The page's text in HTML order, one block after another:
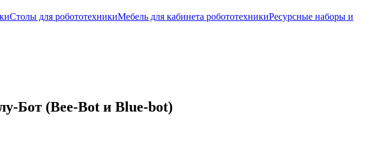
Столы для робототехникиМебель для кабинета робототехникиРесурсные наборы и
Бот (Bee-Bot и Blue-bot)